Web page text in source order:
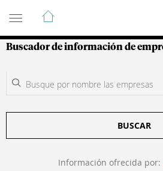
Guía de Empresas
Buscador de información de
BUSCAR
Información ofrecida por: